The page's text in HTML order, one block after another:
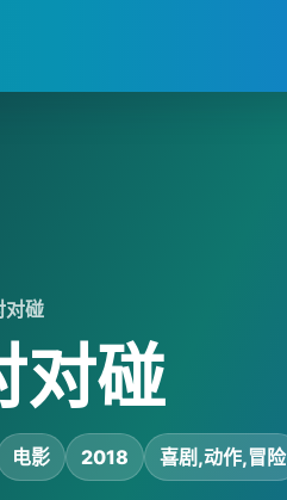
对碰
对碰
电影 2018 喜剧,动作,冒险